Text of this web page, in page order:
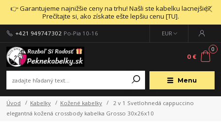
👉 Garantujeme najnižšie ceny na trhu! Našli ste kabelku lacnejšie?
Prečítajte si, ako získate ešte lepšiu cenu [TU].
Menu
EUR
+421 949747302 Po-Pia 10-16
0
0 €
Úvod Kabelky Kožené kabelky
2 v 1 Svetlohnedá cappuccino
elegantná kožená crossbody kabelka Grosso 30x26x10